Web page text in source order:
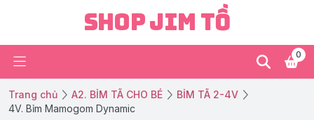
Shop Jim Tồ
0
Trang chủ A2. BỈM TÃ CHO BÉ
BỈM TÃ 2-4V
4V. Bỉm Mamogom Dynamic